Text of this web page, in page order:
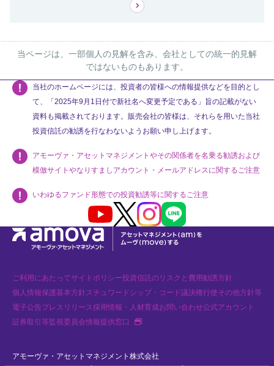
当ページは、一部個人の見解を含み、会社としての統一的見解
ではないものもあります。
当社のホームページには、投資者の皆様への情報提供などを目的とし
て、「2025年9月1日付で新社名へ変更予定である」旨の記載がない
資料も掲載されております。販売会社の皆様は、それらを用いた当社
投資信託の勧誘を行なわないようお願い申し上げます。
アモーヴァ・アセットマネジメントやその関係者を名乗る勧誘および
模倣サイトやなりすましアカウント・メールアドレスに関するご注意
いわゆるファンド形態での投資勧誘等に関するご注意
Youtube X InstagramLINE
ご利用にあたってサイトポリシー投資信託のリスクと費用勧誘方針
個人情報保護基本方針スチュワードシップ・コード議決権行使その他方針等
電子公告プレスリリース採用情報・人材育成お問い合わせ公式アカウント
証券取引等監視委員会情報提供窓口
アモーヴァ・アセットマネジメント株式会社